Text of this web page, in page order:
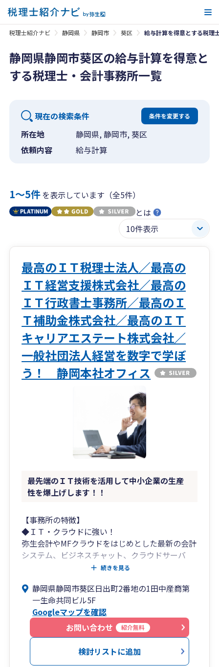
税理士紹介ナビ 静岡県 静岡市 葵区 給与計算を得意とする税理
静岡県静岡市葵区の給与計算を得意と
する税理士・会計事務所一覧
現在の検索条件 条件を変更する
所在地
静岡県, 静岡市, 葵区
依頼内容
給与計算
1〜5件を表示しています（全5件）
とは
最高のＩＴ税理士法人／最高の
ＩＴ経営支援株式会社／最高の
ＩＴ行政書士事務所／最高のＩ
Ｔ補助金株式会社／最高のＩＴ
キャリアエステート株式会社／
一般社団法人経営を数字で学ぼ
う！ 静岡本社オフィス
最先端のＩＴ技術を活用して中小企業の生産
性を爆上げします！！
【事務所の特徴】
◆ＩＴ・クラウドに強い！
弥生会計やMFクラウドをはじめとした最新の会計
システム、ビジネスチャット、クラウドサーバ
ー、ＷＥＢ会議システム、遠隔リモートツールそ
が本当にやるべき「経営」に専念可能。
◆明瞭な価格提示！
「わかりやすさ」を重視し、3つのコースから選
択可能。
◆代表税理士が40代と若い！
続きを見る
静岡県静岡市葵区日出町2番地の1田中産商第
一生命共同ビル5F
Googleマップを確認
お問い合わせ
紹介無料
検討リストに追加